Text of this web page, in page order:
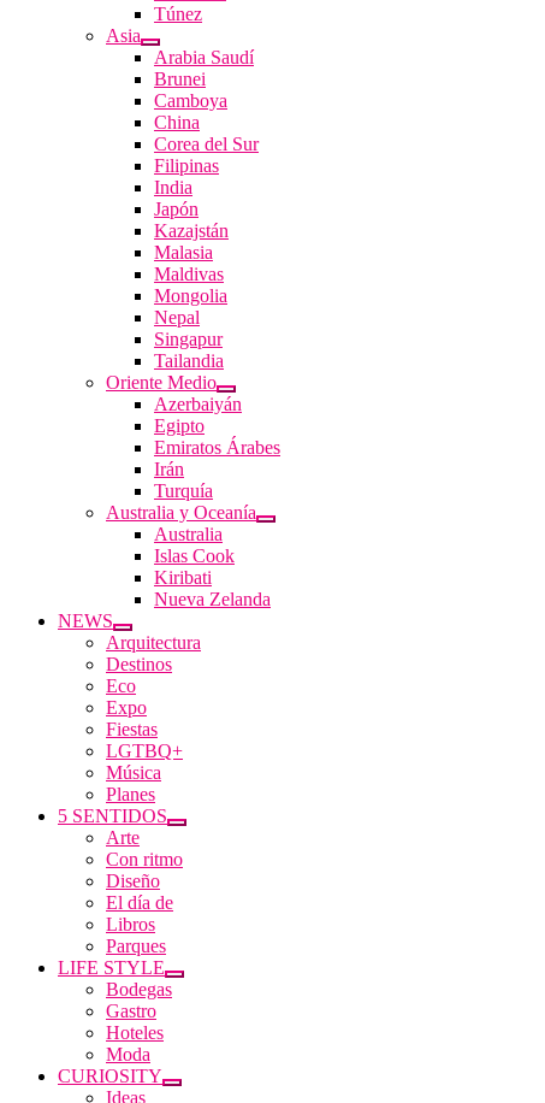
Túnez
Asia
Arabia Saudí
Brunei
Camboya
China
Corea del Sur
Filipinas
India
Japón
Kazajstán
Malasia
Maldivas
Mongolia
Nepal
Singapur
Tailandia
Oriente Medio
Azerbaiyán
Egipto
Emiratos Árabes
Irán
Turquía
Australia y Oceanía
Australia
Islas Cook
Kiribati
Nueva Zelanda
NEWS
Arquitectura
Destinos
Eco
Expo
Fiestas
LGTBQ+
Música
Planes
5 SENTIDOS
Arte
Con ritmo
Diseño
El día de
Libros
Parques
LIFE STYLE
Bodegas
Gastro
Hoteles
Moda
CURIOSITY
Ideas